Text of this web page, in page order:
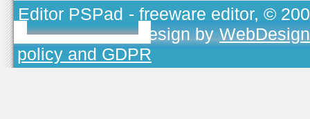
Editor PSPad - freeware editor, ©
TOJEONO.CZ, design by
policy and GDPR